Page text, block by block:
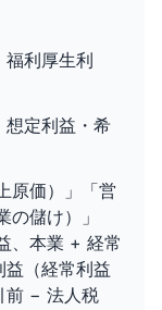
福利厚生利
想定利益・希
原価）」「営
儲け）」
、本業 + 経常
益（経常利益
前 − 法人税